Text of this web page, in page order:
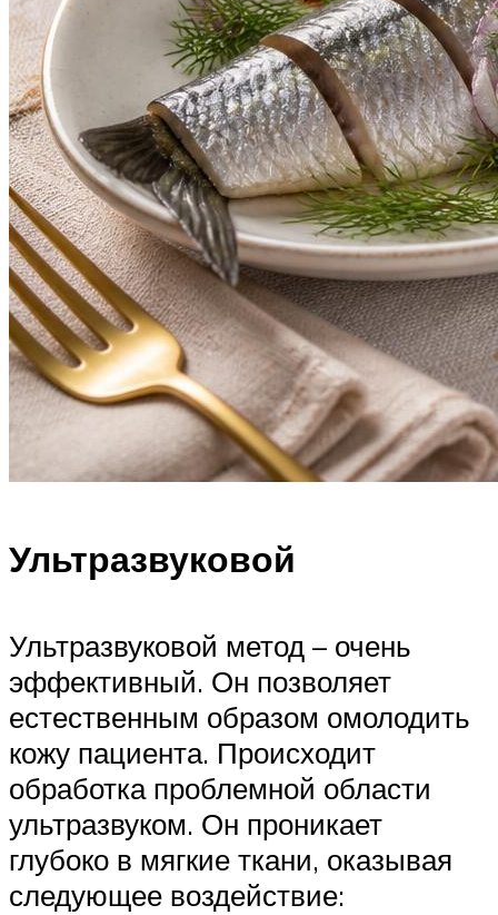
Ультразвуковой
Ультразвуковой метод – очень
эффективный. Он позволяет
естественным образом омолодить
кожу пациента. Происходит
обработка проблемной области
ультразвуком. Он проникает
глубоко в мягкие ткани, оказывая
следующее воздействие: